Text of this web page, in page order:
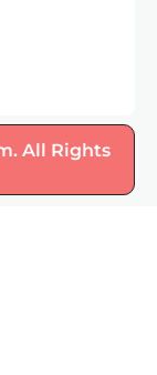
All Rights